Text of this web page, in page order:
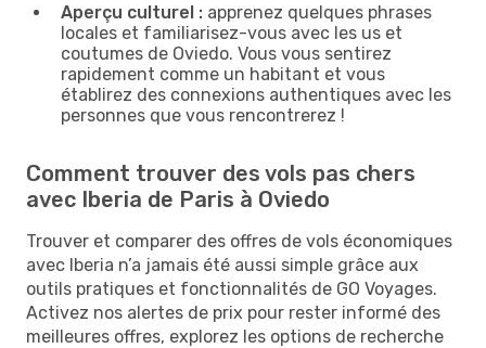
Aperçu culturel : apprenez quelques phrases
locales et familiarisez-vous avec les us et
coutumes de Oviedo. Vous vous sentirez
rapidement comme un habitant et vous
établirez des connexions authentiques avec les
personnes que vous rencontrerez !
Comment trouver des vols pas chers
avec Iberia de Paris à Oviedo
Trouver et comparer des offres de vols économiques
avec Iberia n’a jamais été aussi simple grâce aux
outils pratiques et fonctionnalités de GO Voyages.
Activez nos alertes de prix pour rester informé des
meilleures offres, explorez les options de recherche